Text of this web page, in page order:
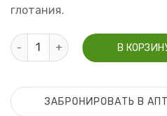
глотания.
Количество Орвис таблетки
В
ЗАБРОНИРОВАТЬ В